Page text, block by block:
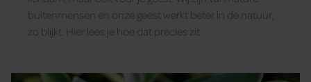
voor social media, adverteren en analyse. Deze partners
kunnen deze gegevens combineren met andere informatie
u aan ze heeft verstrekt of die ze hebben verzameld op
cookies als u onze website blijft gebruiken.
buitenmensen en onze geest werkt beter in de natuur,
zo blijkt. Hier lees je hoe dat precies zit.